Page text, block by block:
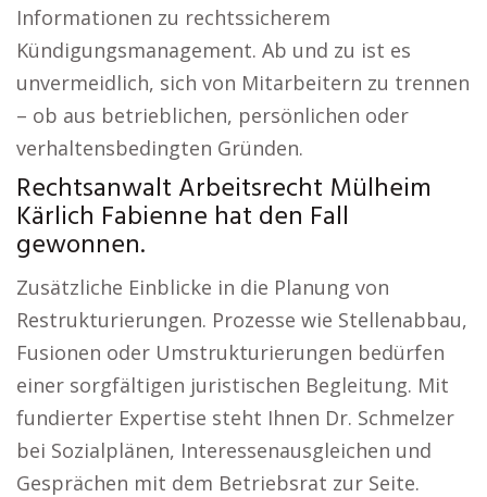
Informationen zu rechtssicherem
Kündigungsmanagement. Ab und zu ist es
unvermeidlich, sich von Mitarbeitern zu trennen
– ob aus betrieblichen, persönlichen oder
verhaltensbedingten Gründen.
Rechtsanwalt Arbeitsrecht Mülheim
Kärlich Fabienne hat den Fall
gewonnen.
Zusätzliche Einblicke in die Planung von
Restrukturierungen. Prozesse wie Stellenabbau,
Fusionen oder Umstrukturierungen bedürfen
einer sorgfältigen juristischen Begleitung. Mit
fundierter Expertise steht Ihnen Dr. Schmelzer
bei Sozialplänen, Interessenausgleichen und
Gesprächen mit dem Betriebsrat zur Seite.